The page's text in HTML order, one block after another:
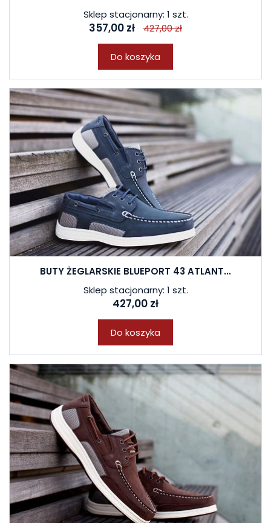
Sklep stacjonarny: 1 szt.
357,00 zł 427,00 zł
Do koszyka
BUTY ŻEGLARSKIE BLUEPORT 43 ATLANT...
Sklep stacjonarny: 1 szt.
427,00 zł
Do koszyka